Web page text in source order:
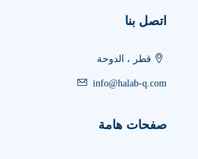
اتصل بنا
قطر ، الدوحة
info@halab-q.com
صفحات هامة